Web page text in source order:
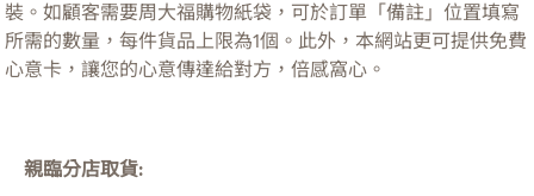
裝。如顧客需要周大福購物紙袋，可於訂單「備註」位置填寫
所需的數量，每件貨品上限為1個。此外，本網站更可提供免費
心意卡，讓您的心意傳達給對方，倍感窩心。
親臨分店取貨: